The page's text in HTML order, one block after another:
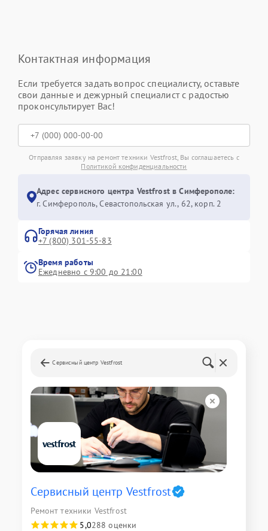
Контактная информация
Если требуется задать вопрос специалисту, оставьте
свои данные и дежурный специалист с радостью
проконсультирует Вас!
Отправляя заявку на ремонт техники Vestfrost, Вы соглашаетесь с
Политикой конфиденциальности
Адрес сервисного центра Vestfrost в Симферополе:
г. Симферополь, Севастопольская ул., 62, корп. 2
Горячая линия
+7 (800) 301-55-83
Время работы
Ежедневно с 9:00 до 21:00
Сервисный центр Vestfrost
Сервисный центр Vestfrost
Ремонт техники Vestfrost
5,0288 оценки